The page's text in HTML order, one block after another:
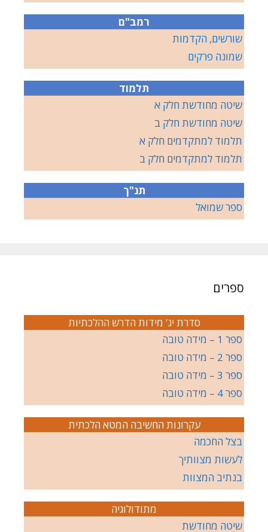
רמב"ם
שורשים, הקדמות
שמונה פרקים
תלמוד
שיטה מחודשת חלק א
שיטה מחודשת חלק ב
תלמוד למתקדמים חלק א
תלמוד למתקדמים חלק ב
תנ"ך
ספר שמואל
ספרים
סדרת יג' מידות הדרש ההלכתיות
ספר 1 – מידה טובה
ספר 2 – מידה טובה
ספר 3 – מידה טובה
ספר 4 – מידה טובה
עקרונות החשיבה המטא הלכתית
בצל החכמה
לעשות מצוותיך
בנתיב המצוות
מתודולוגיה
שיטה מחודשת